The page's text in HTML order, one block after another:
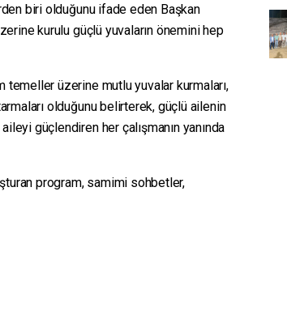
biri olduğunu ifade eden Başkan
kurulu güçlü yuvaların önemini hep
üzerine mutlu yuvalar kurmaları,
olduğunu belirterek, güçlü ailenin
güçlendiren her çalışmanın yanında
program, samimi sohbetler,